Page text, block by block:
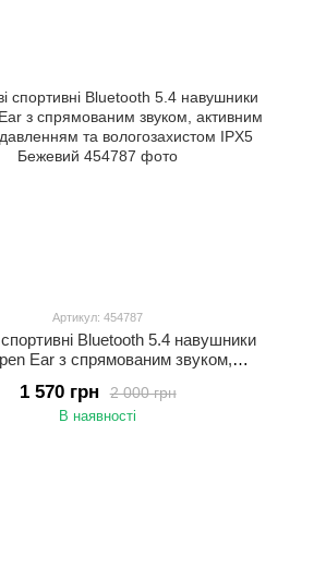
Артикул: 454787
спортивні Bluetooth 5.4 навушники
Ear з спрямованим звуком,
IPX5 Бежевий
2 000 грн
1 570 грн
В наявності